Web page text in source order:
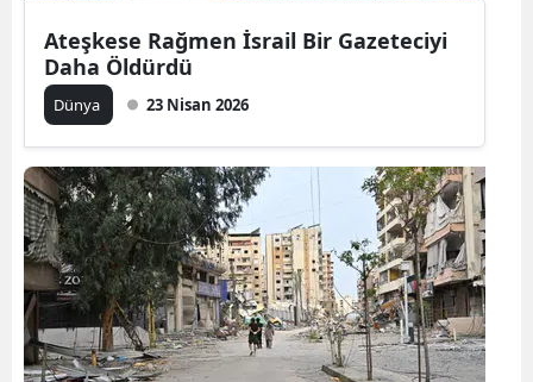
Ateşkese Rağmen İsrail Bir Gazeteciyi
Daha Öldürdü
Dünya 23 Nisan 2026